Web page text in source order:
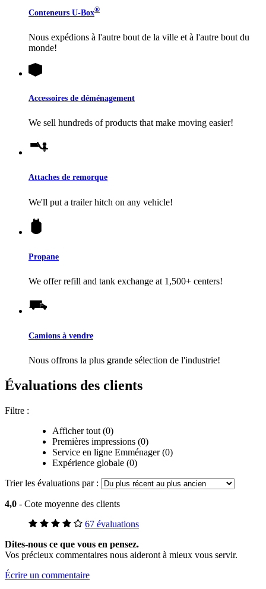
Conteneurs U-Box®
Nous expédions à l'autre bout de la ville et à l'autre bout du
monde!
Accessoires de déménagement
We sell hundreds of products that make moving easier!
Attaches de remorque
We'll put a trailer hitch on any vehicle!
Propane
We offer refill and tank exchange at 1,500+ centers!
Camions à vendre
Nous offrons la plus grande sélection de l'industrie!
Évaluations des clients
Filtre :
Afficher tout (0)
Premières impressions (0)
Service en ligne Emménager (0)
Expérience globale (0)
Trier les évaluations par :
4,0 - Cote moyenne des clients
67 évaluations
Dites-nous ce que vous en pensez.
Vos précieux commentaires nous aideront à mieux vous servir.
Écrire un commentaire